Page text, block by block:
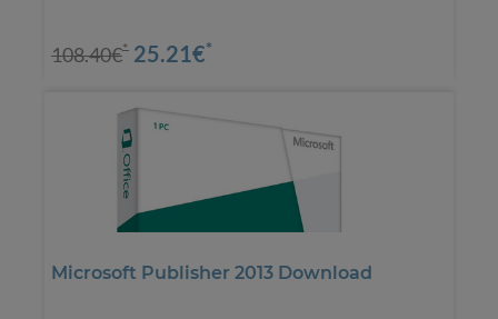
108.40€* 25.21€*
Microsoft Publisher 2013 Download